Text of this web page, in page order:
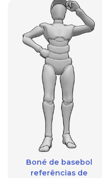
Boné de basebol
referências de